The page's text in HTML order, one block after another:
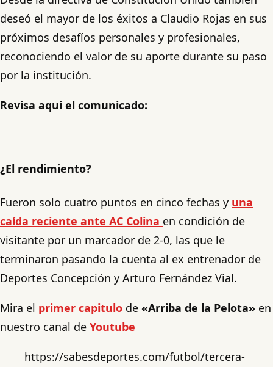
deseó el mayor de los éxitos a Claudio Rojas en sus
próximos desafíos personales y profesionales,
reconociendo el valor de su aporte durante su paso
por la institución.
Revisa aqui el comunicado:
¿El rendimiento?
Fueron solo cuatro puntos en cinco fechas y una
caída reciente ante AC Colina en condición de
visitante por un marcador de 2-0, las que le
terminaron pasando la cuenta al ex entrenador de
Deportes Concepción y Arturo Fernández Vial.
Mira el primer capitulo de «Arriba de la Pelota» en
nuestro canal de Youtube
https://sabesdeportes.com/futbol/tercera-